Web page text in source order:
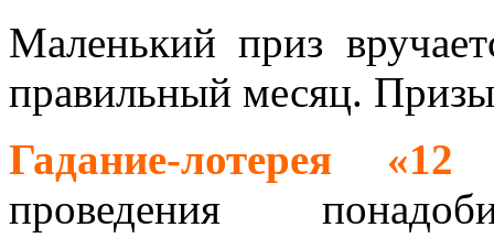
Маленький приз
правильный месяц.
Гадание-лотерея «12
проведения